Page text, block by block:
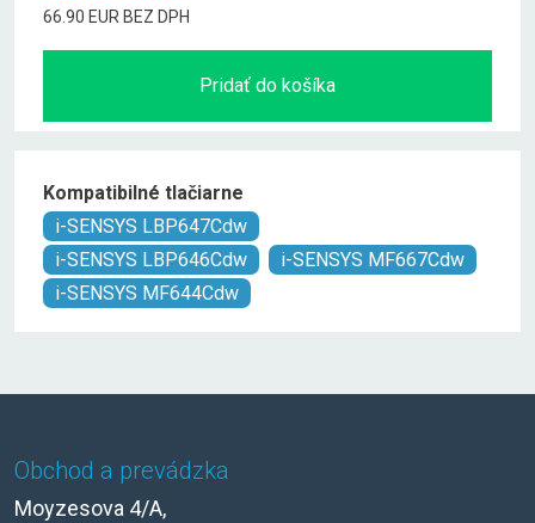
66.90 EUR BEZ DPH
Pridať do košíka
Kompatibilné tlačiarne
i-SENSYS LBP647Cdw
i-SENSYS LBP646Cdw
i-SENSYS MF667Cdw
i-SENSYS MF644Cdw
Obchod a prevádzka
Moyzesova 4/A,